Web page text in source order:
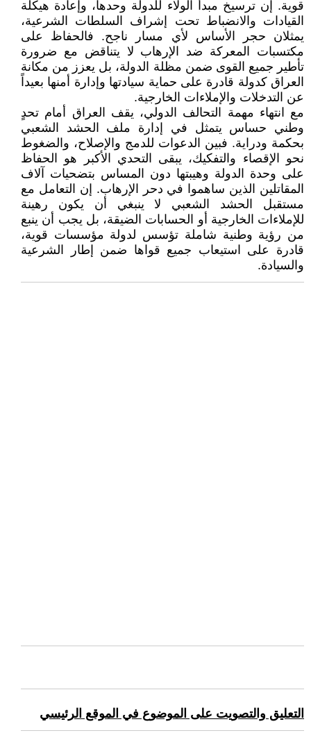
قوية. إن ترسيخ مبدأ الولاء للدولة وحدها، وإعادة هيكلة
القيادات والانضباط تحت إشراف السلطات الشرعية،
يمثلان حجر الأساس لأي مسار ناجح. فالحفاظ على
مكتسبات المعركة ضد الإرهاب لا يتناقض مع ضرورة
تأطير جميع القوى ضمن مظلة الدولة، بل يعزز من مكانة
العراق كدولة قادرة على حماية سيادتها وإدارة أمنها بعيداً
عن التدخلات والإملاءات الخارجية.
مع انتهاء مهمة التحالف الدولي، يقف العراق أمام تحدٍ
وطني حساس يتمثل في إدارة ملف الحشد الشعبي
بحكمة ودراية. فبين الدعوات للدمج والإصلاح، والضغوط
نحو الإقصاء والتفكيك، يبقى التحدي الأكبر هو الحفاظ
على وحدة الدولة وهيبتها دون المساس بتضحيات آلاف
المقاتلين الذين ساهموا في دحر الإرهاب. إن التعامل مع
مستقبل الحشد الشعبي لا ينبغي أن يكون رهينة
للإملاءات الخارجية أو الحسابات الضيقة، بل يجب أن ينبع
من رؤية وطنية شاملة تؤسس لدولة مؤسسات قوية،
قادرة على استيعاب جميع قواها ضمن إطار الشرعية
والسيادة.
التعليق والتصويت على الموضوع في الموقع الرئيسي